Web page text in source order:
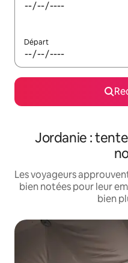
Départ
Jordanie :
Les voyageurs
bien notées pour leur
bien